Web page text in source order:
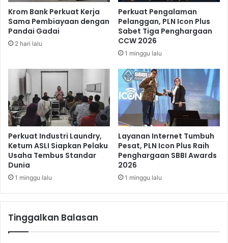
a
f
t
r
y
P
e
a
a
n
S
i
t
u
a
s
i
N
o
Krom Bank Perkuat Kerja
Sama Pembiayaan dengan
Pandai Gadai
2 hari lalu
Perkuat Pengalaman
Pelanggan, PLN Icon Plus
Sabet Tiga Penghargaan
CCW 2026
1 minggu lalu
Perkuat Industri Laundry,
Ketum ASLI Siapkan Pelaku
Usaha Tembus Standar
Dunia
1 minggu lalu
Layanan Internet Tumbuh
Pesat, PLN Icon Plus Raih
Penghargaan SBBI Awards
2026
1 minggu lalu
Tinggalkan Balasan